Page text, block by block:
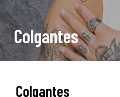
Colgantes
Colgantes